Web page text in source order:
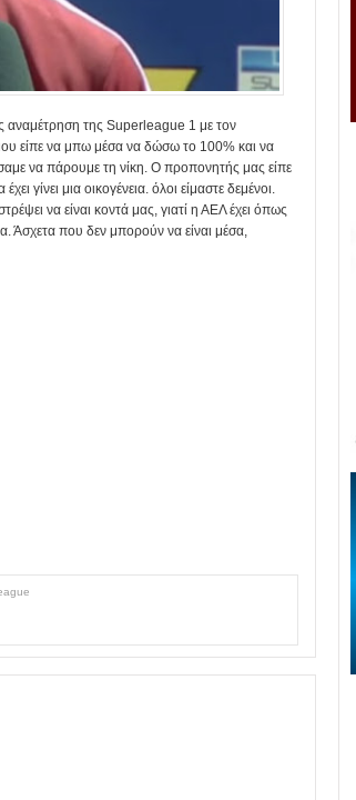
αναμέτρηση της Superleague 1 με τον
είπε να μπω μέσα να δώσω το 100% και να
να πάρουμε τη νίκη. Ο προπονητής μας είπε
γίνει μια οικογένεια. όλοι είμαστε δεμένοι.
να είναι κοντά μας, γιατί η ΑΕΛ έχει όπως
Άσχετα που δεν μπορούν να είναι μέσα,